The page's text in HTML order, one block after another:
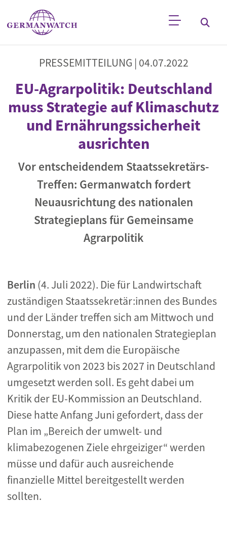
Direkt zum Inhalt
Stichwortsuche
PRESSEMITTEILUNG | 04.07.2022
EU-Agrarpolitik: Deutschland
muss Strategie auf Klimaschutz
und Ernährungssicherheit
ausrichten
Vor entscheidendem Staatssekretärs-
Treffen: Germanwatch fordert
Neuausrichtung des nationalen
Strategieplans für Gemeinsame
Agrarpolitik
Berlin (4. Juli 2022). Die für Landwirtschaft
zuständigen Staatssekretär:innen des Bundes
und der Länder treffen sich am Mittwoch und
Donnerstag, um den nationalen Strategieplan
anzupassen, mit dem die Europäische
Agrarpolitik von 2023 bis 2027 in Deutschland
umgesetzt werden soll. Es geht dabei um
Kritik der EU-Kommission an Deutschland.
Diese hatte Anfang Juni gefordert, dass der
Plan im „Bereich der umwelt- und
klimabezogenen Ziele ehrgeiziger“ werden
müsse und dafür auch ausreichende
finanzielle Mittel bereitgestellt werden
sollten.